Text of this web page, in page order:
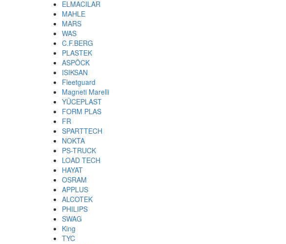
ELMACILAR
MAHLE
MARS
WAS
C.F.BERG
PLASTEK
ASPÖCK
ISIKSAN
Fleetguard
Magneti Marelli
YÜCEPLAST
FORM PLAS
FR
SPARTTECH
NOKTA
PS-TRUCK
LOAD TECH
HAYAT
OSRAM
APPLUS
ALCOTEK
PHILIPS
SWAG
King
TYC